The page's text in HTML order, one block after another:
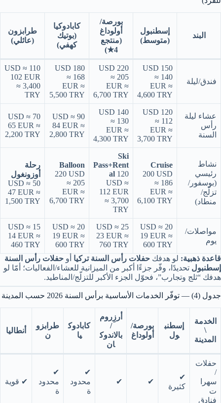
البند
إسطنبول
(متوسط)
بورصة/
أولوداغ
(منتجع
4★)
كابادوكيا
(بوتيك
كهفي)
طرابزون
(عائلي)
فندق/ليلة
150 USD
≈ 140
EUR ≈
4,600 TRY
220 USD
≈ 205
EUR ≈
6,700 TRY
180 USD
≈ 168
EUR ≈
5,500 TRY
110 USD ≈
102 EUR
≈ 3,400
TRY
عشاء ليلة
رأس
السنة
120 USD
≈ 112
EUR ≈
3,700 TRY
140 USD
≈ 130
EUR ≈
4,300 TRY
90 USD ≈
84 EUR ≈
2,800 TRY
70 USD ≈
65 EUR ≈
2,200 TRY
نشاط
رئيسي
(بوسفور/
تزلّج/
منطاد)
Cruise
200 USD
≈ 186
EUR ≈
6,100 TRY
Ski
Pass+Rent
al 120
USD ≈
112 EUR
≈ 3,700
TRY
Balloon
220 USD
≈ 205
EUR ≈
6,700 TRY
رحلة
أوزونغول
50 USD ≈
47 EUR ≈
1,500 TRY
مواصلات/
يوم
20 USD ≈
19 EUR ≈
600 TRY
25 USD ≈
23 EUR ≈
760 TRY
20 USD ≈
19 EUR ≈
600 TRY
15 USD ≈
14 EUR ≈
460 TRY
قاعدة ذهبية: لو هدفك حفلات رأس السنة تركيا أو حفلات رأس السنة
إسطنبول تحديدًا، وفّر جزءًا أكبر من الميزانية للعشاء/الفعاليات؛ أمّا لو
هدفك “ثلج وتجارب”، فحوّل الجزء الأكبر للتزلّج/المناطيد.
جدول (4) — توفّر الخدمات الأساسية برأس السنة 2026 حسب المدينة
الخدمة
\
المدينة
إسطنب
ول
بورصة/
أولوداغ
أرزِروم
/
بالاندوك
ان
كابادوك
يا
طرابزو
ن
أنطاليا
حفلات
/
سهرا
ت
فنادق
✔︎
كثيرة
✔︎
✔︎
✔︎
محدود
ة
✔︎
محدود
ة
✔︎ قوية